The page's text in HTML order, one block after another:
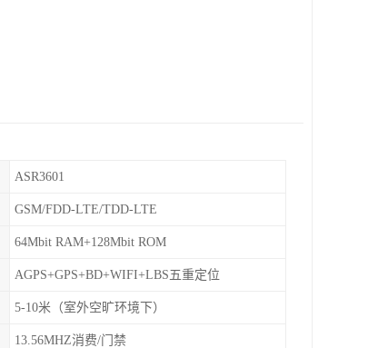
ASR3601
GSM/FDD-LTE/TDD-LTE
64Mbit RAM+128Mbit ROM
AGPS+GPS+BD+WIFI+LBS五重定位
5-10米（室外空旷环境下）
13.56MHZ消费/门禁